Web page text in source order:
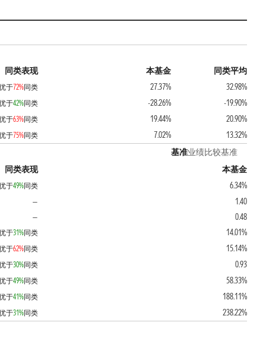
同类表现 本基金
同类平均
于72%同类 27.37%
32.98%
于42%同类 -28.26%
-19.90%
于63%同类 19.44%
20.90%
于75%同类 7.02% 13.32%
基准业绩比较基准
同类表现
本基金
于49%同类
6.34%
—
1.40
—
0.48
于31%同类
14.01%
于62%同类
15.14%
于30%同类
0.93
于49%同类
58.33%
于41%同类
188.11%
于31%同类 238.22%